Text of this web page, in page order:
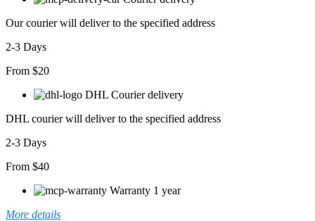
Our courier will deliver to the specified address
2-3 Days
From $20
DHL Courier delivery
DHL courier will deliver to the specified address
2-3 Days
From $40
Warranty 1 year
More details